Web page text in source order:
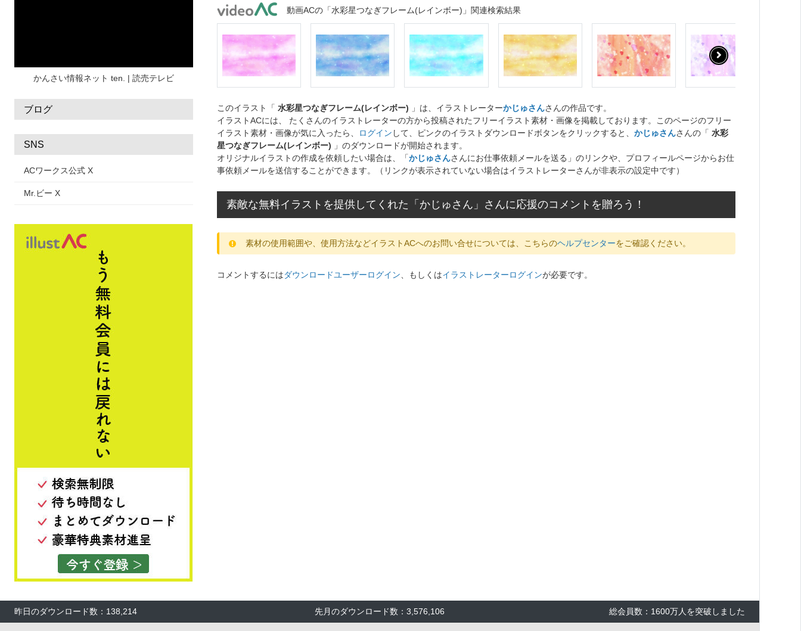
かんさい情報ネット ten. | 読売テレビ
ブログ
SNS
ACワークス公式 X
Mr.ビー X
動画ACの「水彩星つなぎフレーム(レインボー)」関連検索結果
このイラスト「 水彩星つなぎフレーム(レインボー) 」は、イラストレーターかじゅさんさんの作品です。
イラストACには、 たくさんのイラストレーターの方から投稿されたフリーイラスト素材・画像を掲載しております。このページのフリー
イラスト素材・画像が気に入ったら、
ログイン して、ピンクのイラストダウンロードボタンをクリックすると、 かじゅさんさんの「 水彩
星つなぎフレーム(レインボー) 」のダウンロードが開始されます。
オリジナルイラストの作成を依頼したい場合は、「かじゅさんさんにお仕事依頼メールを送る」のリンクや、プロフィールページからお仕
事依頼メールを送信することができます。（リンクが表示されていない場合はイラストレーターさんが非表示の設定中です）
素敵な無料イラストを提供してくれた「かじゅさん」さんに応援のコメントを贈ろう！
素材の使用範囲や、使用方法などイラストACへのお問い合せについては、こちらのヘルプセンターをご確認ください。
コメントするにはダウンロードユーザーログイン 、もしくはイラストレーターログインが必要です。
昨日のダウンロード数：138,214 先月のダウンロード数：3,576,106 総会員数：1600万人を突破しました